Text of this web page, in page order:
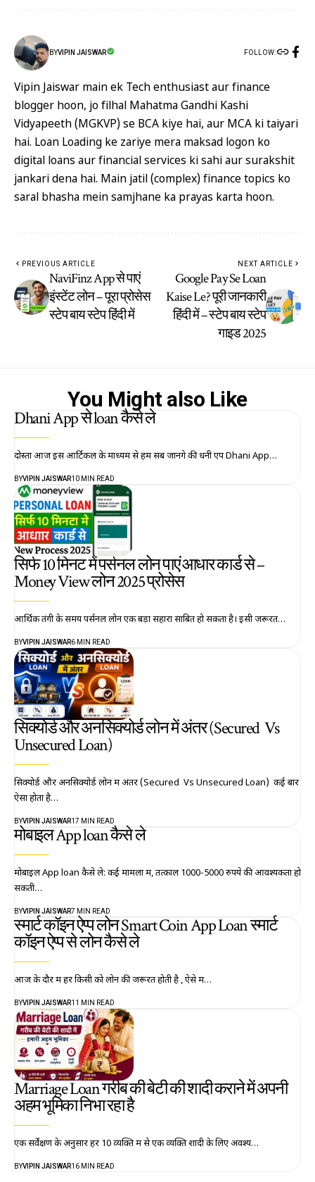
BYVIPIN JAISWAR FOLLOW:
Vipin Jaiswar main ek Tech enthusiast aur finance
blogger hoon, jo filhal Mahatma Gandhi Kashi
Vidyapeeth (MGKVP) se BCA kiye hai, aur MCA ki taiyari
hai. Loan Loading ke zariye mera maksad logon ko
digital loans aur financial services ki sahi aur surakshit
jankari dena hai. Main jatil (complex) finance topics ko
saral bhasha mein samjhane ka prayas karta hoon.
PREVIOUS ARTICLE
NaviFinz App से पाएं
इंस्टेंट लोन – पूरा प्रोसेस
स्टेप बाय स्टेप हिंदी में
NEXT ARTICLE
Google Pay Se Loan
Kaise Le? पूरी जानकारी
हिंदी में – स्टेप बाय स्टेप
गाइड 2025
You Might also Like
Dhani App से loan कैसे ले
दोस्तों आज इस आर्टिकल के माध्यम से हम सब जानेंगे की धनी एप Dhani App…
BYVIPIN JAISWAR10 MIN READ
सिर्फ 10 मिनट में पर्सनल लोन पाएं आधार कार्ड से –
Money View लोन 2025 प्रोसेस
आर्थिक तंगी के समय पर्सनल लोन एक बड़ा सहारा साबित हो सकता है। इसी जरूरत…
BYVIPIN JAISWAR6 MIN READ
सिक्योर्ड और अनसिक्योर्ड लोन में अंतर (Secured Vs
Unsecured Loan)
सिक्योर्ड और अनसिक्योर्ड लोन में अंतर (Secured Vs Unsecured Loan) कई बार
ऐसा होता है…
BYVIPIN JAISWAR17 MIN READ
मोबाइल App loan कैसे ले
मोबाइल App loan कैसे ले: कई मामलों में, तत्काल 1000-5000 रुपये की आवश्यकता हो
सकती…
BYVIPIN JAISWAR7 MIN READ
स्मार्ट कॉइन ऐप्प लोन Smart Coin App Loan स्मार्ट
कॉइन ऐप्प से लोन कैसे ले
आज के दौर में हर किसी को लोन की जरूरत होती है , ऐसे में…
BYVIPIN JAISWAR11 MIN READ
Marriage Loan गरीब की बेटी की शादी कराने में अपनी
अहम भूमिका निभा रहा है
एक सर्वेक्षण के अनुसार हर 10 व्यक्ति में से एक व्यक्ति शादी के लिए अवश्य…
BYVIPIN JAISWAR16 MIN READ